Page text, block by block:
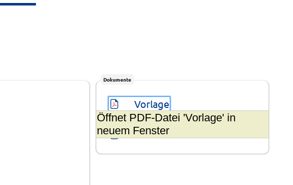
Dokumente
Vorlage
Öffnet PDF-Datei 'Vorlage' in
neuem FensterSammeldokument